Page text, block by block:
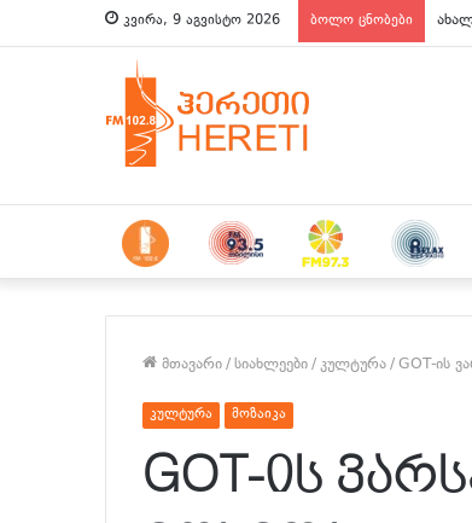
კვირა, 9 აგვისტო 2026 ბოლო ცნობები
მთავარი/სიახლეები/კულტურა/GOT-ის
კულტურა მოზაიკა
GOT-ის